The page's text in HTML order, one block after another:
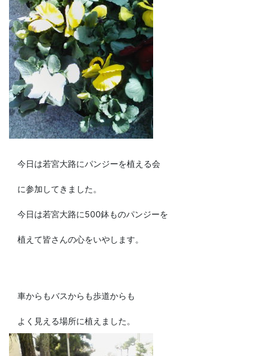
今日は若宮大路にパンジーを植える会
に参加してきました。
今日は若宮大路に500鉢ものパンジーを
植えて皆さんの心をいやします。
車からもバスからも歩道からも
よく見える場所に植えました。